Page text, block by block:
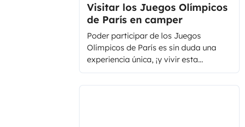
Visitar los Juegos Olímpicos
de París en camper
Poder participar de los Juegos
Olímpicos de París es sin duda una
experiencia única, ¡y vivir esta
aventura recorriendo las carreteras a
bordo de una furgoneta o